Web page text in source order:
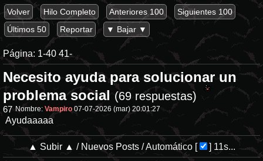
Volver Hilo Completo Anteriores 100
Siguientes 100
Últimos 50
Reportar ▼ Bajar ▼
Página: 1-40 41-
Necesito ayuda para solucionar un
problema social (69 respuestas)
67 Nombre:Vampiro 07-07-2026 (mar) 20:01:27
Ayudaaaaa
▲ Subir ▲ / Nuevos Posts/Automático[ ] 11s...